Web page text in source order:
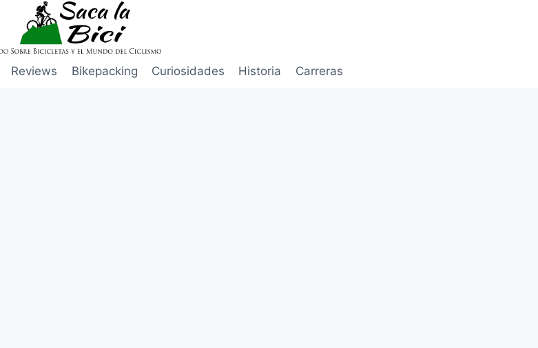
Reviews Bikepacking Curiosidades Historia Carreras